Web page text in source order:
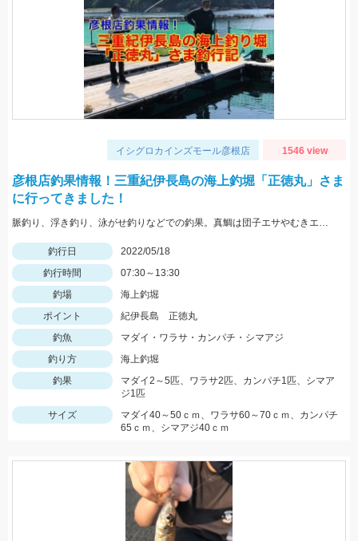
イシグロカインズモール彦根店 1546 view
彦根店釣果情報！三重紀伊長島の海上釣堀「正徳丸」さま
に行ってきました！
脈釣り、浮き釣り、泳がせ釣りなどでの釣果。真鯛は団子エサやむきエビ、冷凍ボケなどに好反応。青物はキビナゴや鰹のハラモなどでヒット。
釣行日
2022/05/18
釣行時間
07:30～13:30
釣場
海上釣堀
ポイント
紀伊長島 正徳丸
釣魚
マダイ・ワラサ・カンパチ・シマアジ
釣り方
海上釣堀
釣果
マダイ2～5匹、ワラサ2匹、カンパチ1匹、シマア
ジ1匹
サイズ
マダイ40～50ｃｍ、ワラサ60～70ｃｍ、カンパチ
65ｃｍ、シマアジ40ｃｍ